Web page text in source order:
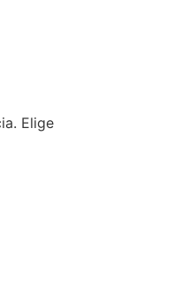
Elige